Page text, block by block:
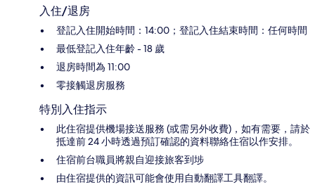
入住/退房
登記入住開始時間：14:00；登記入住結束時間：任何時間
最低登記入住年齡 - 18 歲
退房時間為 11:00
零接觸退房服務
特別入住指示
此住宿提供機場接送服務 (或需另外收費)，如有需要，請於
抵達前 24 小時透過預訂確認的資料聯絡住宿以作安排。
住宿前台職員將親自迎接旅客到埗
由住宿提供的資訊可能會使用自動翻譯工具翻譯。